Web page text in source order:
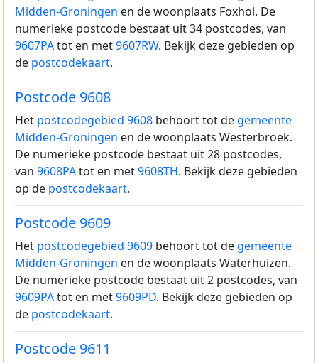
Midden-Groningen en de woonplaats Foxhol. De
numerieke postcode bestaat uit 34 postcodes, van
9607PAtot en met9607RW. Bekijk deze gebieden op
de postcodekaart.
Postcode 9608
Het postcodegebied 9608 behoort tot de gemeente
Midden-Groningen en de woonplaats Westerbroek.
De numerieke postcode bestaat uit 28 postcodes,
van 9608PAtot en met9608TH. Bekijk deze gebieden
op de postcodekaart.
Postcode 9609
Het postcodegebied 9609 behoort tot de gemeente
Midden-Groningen en de woonplaats Waterhuizen.
De numerieke postcode bestaat uit 2 postcodes, van
9609PAtot en met9609PD. Bekijk deze gebieden op
de postcodekaart.
Postcode 9611